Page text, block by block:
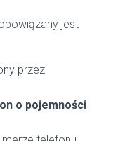
jest
przez
o pojemności